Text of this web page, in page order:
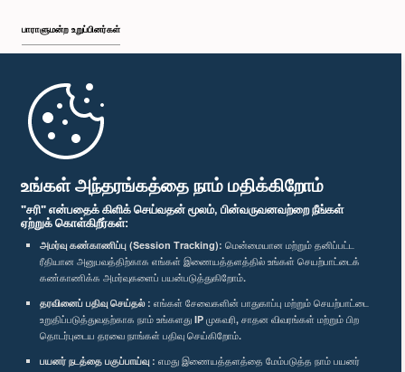
உங்கள் அந்தரங்கத்தை நாம் மதிக்கிறோம்
"சரி" என்பதைக் கிளிக் செய்வதன் மூலம், பின்வருவனவற்றை நீங்கள்
ஏற்றுக் கொள்கிறீர்கள்:
அமர்வு கண்காணிப்பு (Session Tracking): மென்மையான மற்றும் தனிப்பட்ட
ரீதியான அனுபவத்திற்காக எங்கள் இணையத்தளத்தில் உங்கள் செயற்பாட்டைக்
கண்காணிக்க அமர்வுகளைப் பயன்படுத்துகிறோம்.
தரவினைப் பதிவு செய்தல் : எங்கள் சேவைகளின் பாதுகாப்பு மற்றும் செயற்பாட்டை
உறுதிப்படுத்துவதற்காக நாம் உங்களது IP முகவரி, சாதன விவரங்கள் மற்றும் பிற
தொடர்புடைய தரவை நாங்கள் பதிவு செய்கிறோம்.
பயனர் நடத்தை பகுப்பாய்வு : எமது இணையத்தளத்தை மேம்படுத்த நாம் பயனர்
பாராளுமன்ற உறுப்பினர்கள்
முதற்பக்கம்
பாராளுமன்ற கையடக்க செயலி
எம்மை பின்தொடர்க :
விருதுகள்